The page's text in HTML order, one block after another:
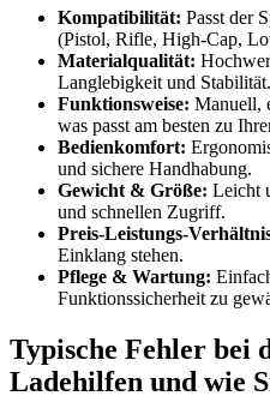
Kompatibilität: Passt der
(Pistol, Rifle, High-Cap,
Materialqualität:
Langlebigkeit und Stabilität.
Funktionsweise: Manuell,
was passt am besten zu
Bedienkomfort:
und sichere Handhabung.
Gewicht & Größe: Leicht
und schnellen Zugriff.
Preis-Leistungs-
Einklang stehen.
Pflege & Wartung:
Funktionssicherheit zu
Typische Fehler bei
Ladehilfen und wie